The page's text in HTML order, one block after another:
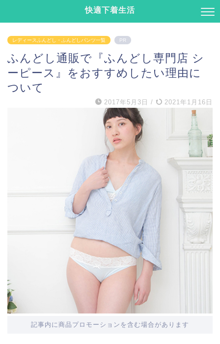
快適下着生活
レディースふんどし・ふんどしパンツ一覧 PR
ふんどし通販で『ふんどし専門店 シ
ーピース』をおすすめしたい理由に
ついて
2017年5月3日 / 2021年1月16日
記事内に商品プロモーションを含む場合があります